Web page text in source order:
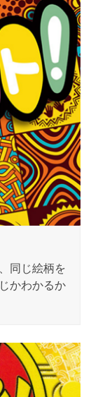
同じ絵柄を
かわかるか